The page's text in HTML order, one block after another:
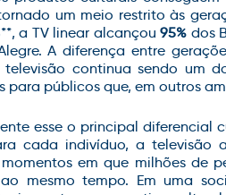
um meio restrito às
**, a TV linear alcançou 95% dos
A diferença entre
continua sendo um
para públicos que, em outros
esse o principal
cada indivíduo, a televisão
em que milhões de
ao mesmo tempo. Em uma